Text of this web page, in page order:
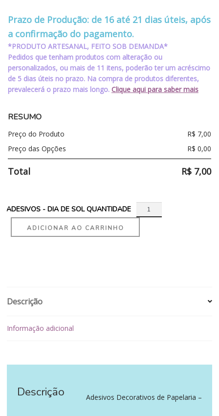
Prazo de Produção: de 16 até 21 dias úteis, após
a confirmação do pagamento.
*PRODUTO ARTESANAL, FEITO SOB DEMANDA*
Pedidos que tenham produtos com alteração ou
personalizados, ou mais de 11 itens, poderão ter um acréscimo
de 5 dias úteis no prazo. Na compra de produtos diferentes,
prevalecerá o prazo mais longo. Clique aqui para saber mais
RESUMO
Preço do Produto R$ 7,00
Preço das Opções
R$ 0,00
Total R$ 7,00
ADESIVOS - DIA DE SOL QUANTIDADE
ADICIONAR AO CARRINHO
Descrição
Informação adicional
Descrição Adesivos Decorativos de Papelaria –